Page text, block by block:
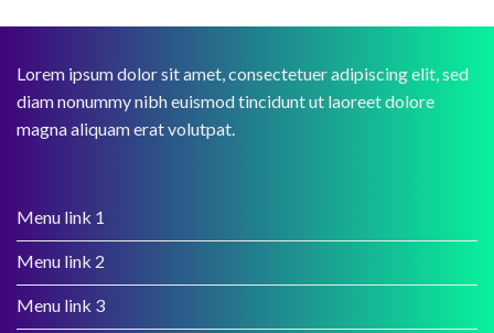
Lorem ipsum dolor sit amet, consectetuer adipiscing elit, sed
diam nonummy nibh euismod tincidunt ut laoreet dolore
magna aliquam erat volutpat.
Menu link 1
Menu link 2
Menu link 3